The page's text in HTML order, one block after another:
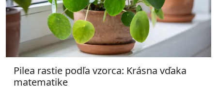
Pilea rastie podľa vzorca: Krásna vďaka
matematike